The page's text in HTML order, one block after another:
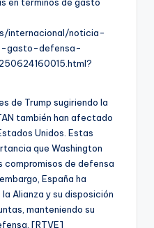
en términos de gasto
internacional/noticia-
gasto-defensa-
de Trump sugiriendo la
también han afectado
Unidos. Estas
que Washington
compromisos de defensa
España ha
Alianza y su disposición
manteniendo su
[RTVE]